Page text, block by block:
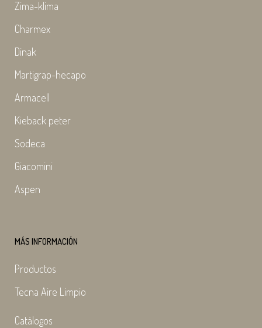
Zima-klima
Charmex
Dinak
Martigrap-hecapo
Armacell
Kieback peter
Sodeca
Giacomini
Aspen
MÁS INFORMACIÓN
Productos
Tecna Aire Limpio
Catálogos